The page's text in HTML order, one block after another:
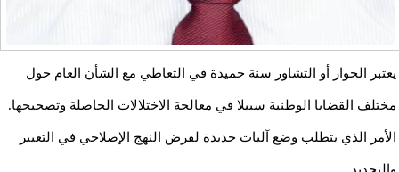
يعتبر الحوار أو التشاور سنة حميدة في التعاطي مع الشأن العام حول
مختلف القضايا الوطنية سبيلا في معالجة الاختلالات الحاصلة وتصحيحها.
الأمر الذي يتطلب وضع آليات جديدة لفرض النهج الإصلاحي في التغيير